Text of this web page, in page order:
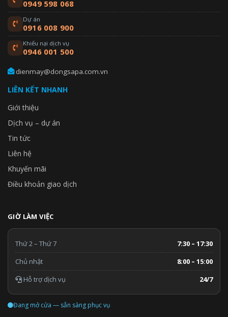
0949 598 068
Dự án
0916 008 900
Khiếu nại dịch vụ
0946 001 500
dienmay@dongsapa.com.vn
LIÊN KẾT NHANH
Giới thiệu
Dịch vụ – dự án
Tin tức
Liên hệ
Khuyến mãi
Điều khoản giao dịch
GIỜ LÀM VIỆC
Thứ 2 – Thứ 7
7:30 – 17:30
Chủ nhật
8:00 – 15:00
Hỗ trợ dịch vụ
24/7
Đang mở cửa — sẵn sàng phục vụ